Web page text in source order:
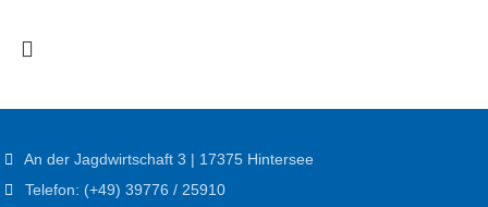
An der Jagdwirtschaft 3 | 17375 Hintersee
Telefon: (+49) 39776 / 25910